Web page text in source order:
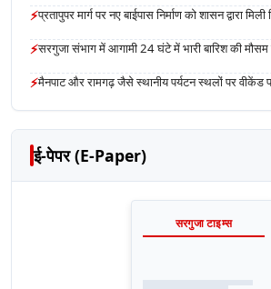
⚡प्रतापुपर मार्ग पर नए बाईपास निर्माण को शासन द्वारा मिली
⚡सरगुजा संभाग में आगामी 24 घंटे में भारी बारिश की मौसम
⚡मैनपाट और रामगढ़ जैसे स्थानीय पर्यटन स्थलों पर वीकेंड
ई-पेपर (E-Paper)
सरगुजा टाइम्स